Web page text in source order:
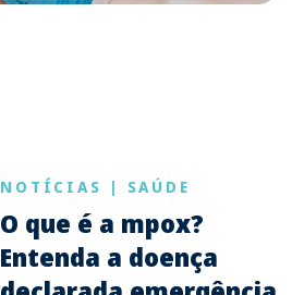
NOTÍCIAS | SAÚDE
O que é a mpox?
Entenda a doença